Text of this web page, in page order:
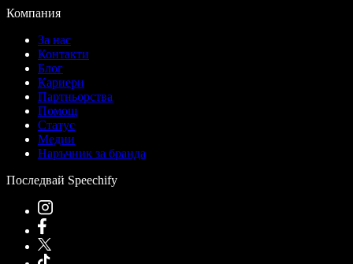
Компания
За нас
Контакти
Блог
Кариери
Партньорства
Помощ
Статус
Медии
Наръчник за бранда
Последвай Speechify